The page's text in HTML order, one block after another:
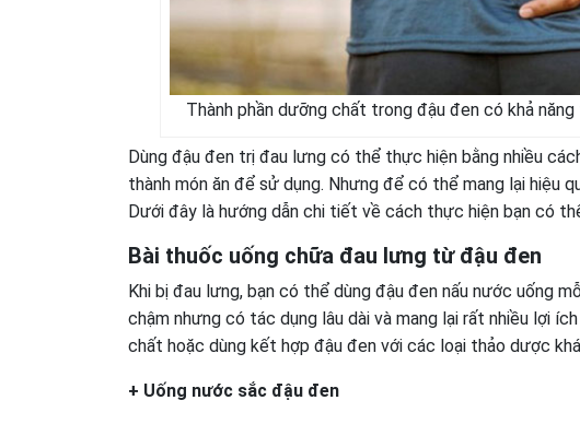
Thành phần dưỡng chất trong đậu đen có khả
Dùng đậu đen trị đau lưng có thể thực hiện bằng nhiều
thành món ăn để sử dụng. Nhưng để có thể mang lại hiệu
Dưới đây là hướng dẫn chi tiết về cách thực hiện bạn có
Bài thuốc uống chữa đau lưng từ đậu đen
Khi bị đau lưng, bạn có thể dùng đậu đen nấu nước uống
chậm nhưng có tác dụng lâu dài và mang lại rất nhiều lợi
chất hoặc dùng kết hợp đậu đen với các loại thảo dược
+ Uống nước sắc đậu đen